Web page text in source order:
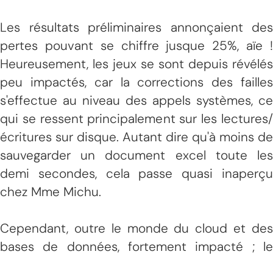
Les résultats préliminaires annonçaient des
pertes pouvant se chiffre jusque 25%, aïe !
Heureusement, les jeux se sont depuis révélés
peu impactés, car la corrections des failles
s'effectue au niveau des appels systèmes, ce
qui se ressent principalement sur les lectures/
écritures sur disque. Autant dire qu'à moins de
sauvegarder un document excel toute les
demi secondes, cela passe quasi inaperçu
chez Mme Michu.
Cependant, outre le monde du cloud et des
bases de données, fortement impacté ; le